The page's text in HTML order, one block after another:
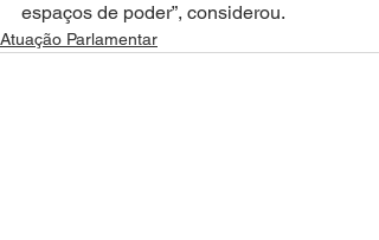
espaços de poder”, considerou.
Atuação Parlamentar